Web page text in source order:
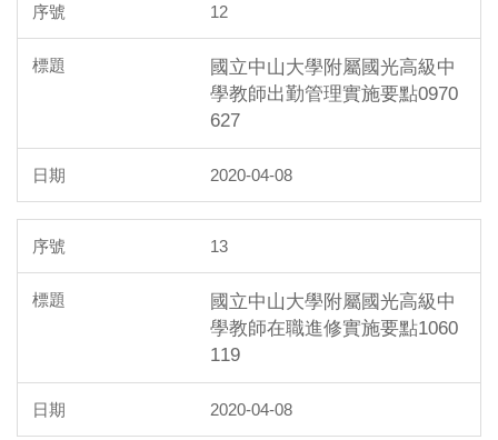
12
國立中山大學附屬國光高級中
學教師出勤管理實施要點0970
627
2020-04-08
13
國立中山大學附屬國光高級中
學教師在職進修實施要點1060
119
2020-04-08